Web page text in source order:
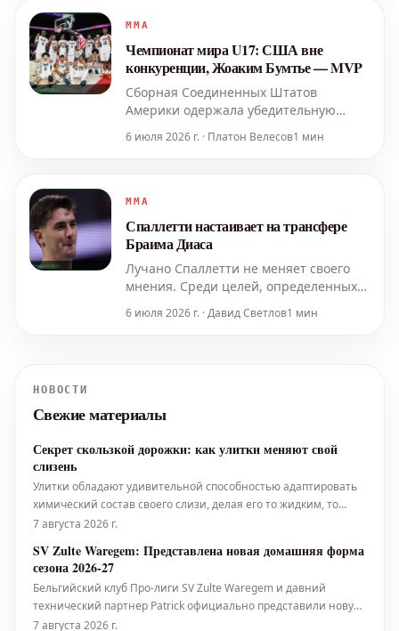
погодные условия остаются
MMA
Чемпионат мира U17: США вне
конкуренции, Жоаким Бумтье — MVP
Сборная Соединенных Штатов
Америки одержала убедительную
продемонстрировав абсолютное
всю историю турнира, одержав 58
основания в 2010 году. В финальном
поединке Жоак
6 июля 2026 г. · Платон Велесов1 мин
MMA
Спаллетти настаивает на трансфере
Браима Диаса
Лучано Спаллетти не меняет своего
мнения. Среди целей, определенных
"Ювентуса", имя Браима Диаса по-
6 июля 2026 г. · Давид Светлов1 мин
НОВОСТИ
Свежие материалы
Секрет скользкой дорожки: как улитки меняют свой
слизень
Улитки обладают удивительной способностью адаптировать
химический состав своего слизи, делая его то жидким, то
твердым, то липким – в зависимости от ситуации.
7 августа 2026 г.
SV Zulte Waregem: Представлена новая домашняя форма
сезона 2026-27
Бельгийский клуб Про-лиги SV Zulte Waregem и давний
технический партнер Patrick официально представили новую
домашнюю форму на сезон 2026-27.
7 августа 2026 г.